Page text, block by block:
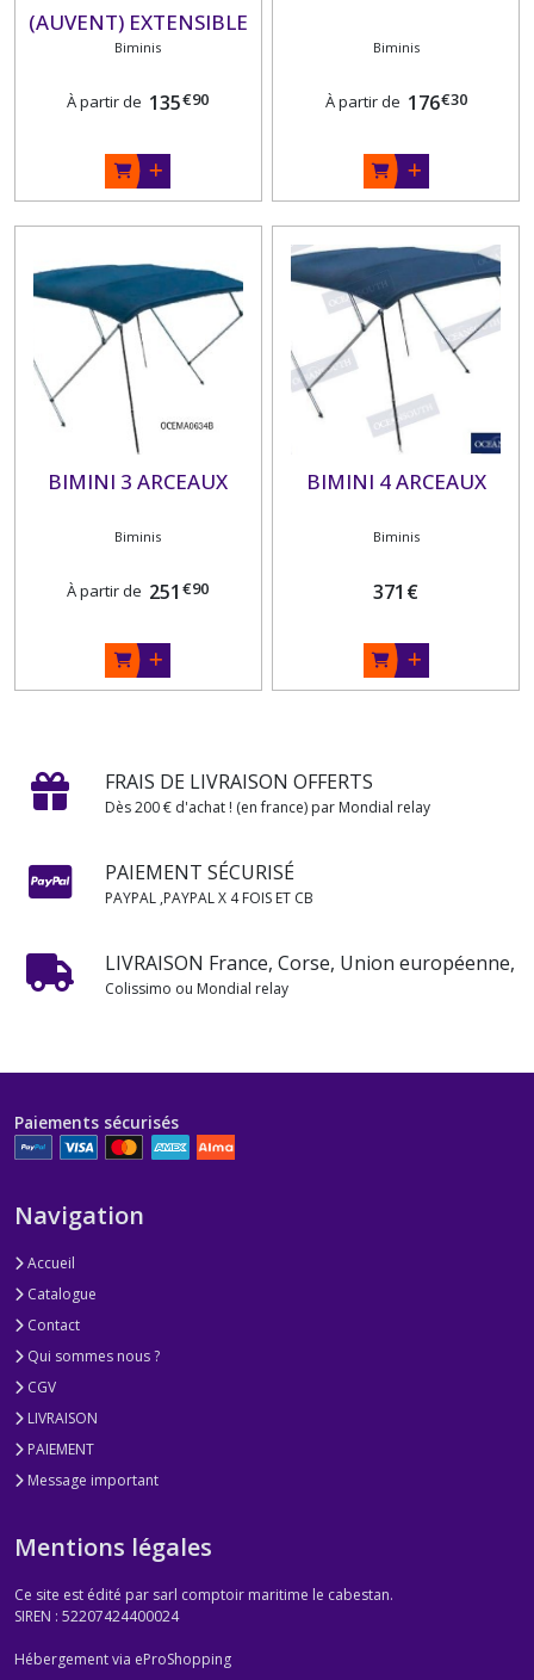
(AUVENT) EXTENSIBLE
POUR BATEAU
Biminis
À partir de 135€90
Biminis
À partir de 176€30
BIMINI 3 ARCEAUX
Biminis
À partir de 251 €90
BIMINI 4 ARCEAUX
Biminis
371 €
FRAIS DE LIVRAISON OFFERTS
Dès 200 € d'achat ! (en france) par Mondial relay
PAIEMENT SÉCURISÉ
PAYPAL ,PAYPAL X 4 FOIS ET CB
LIVRAISON France, Corse, Union européenne,
Colissimo ou Mondial relay
Paiements sécurisés
Navigation
Accueil
Catalogue
Contact
Qui sommes nous ?
CGV
LIVRAISON
PAIEMENT
Message important
Mentions légales
Ce site est édité par sarl comptoir maritime le cabestan.
SIREN : 52207424400024
Hébergement via eProShopping